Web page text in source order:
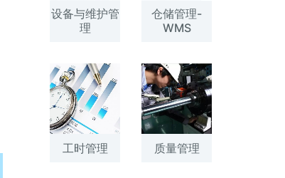
设备与维护管
理
仓储管理-
WMS
工时管理 质量管理